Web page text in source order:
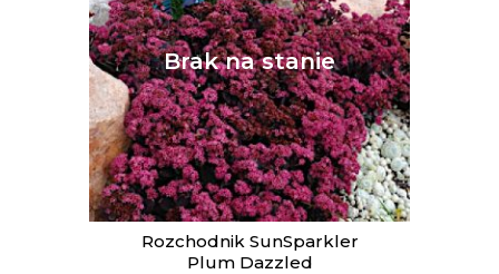
Rozchodnik SunSparkler
Plum Dazzled